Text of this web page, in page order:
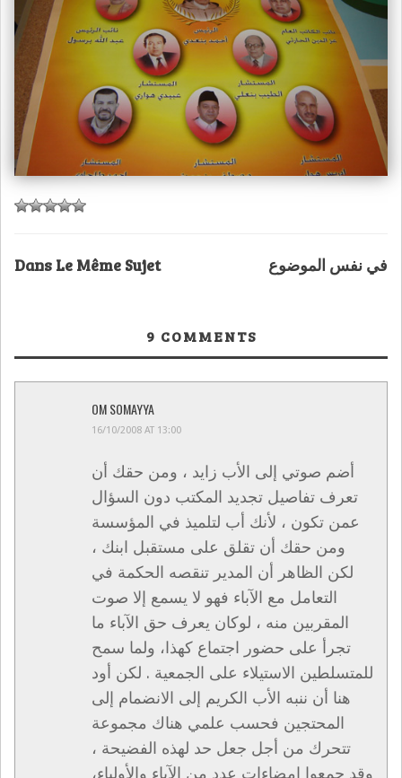
Dans Le Même Sujet في نفس الموضوع
9 COMMENTS
OM SOMAYYA
16/10/2008 AT 13:00
أضم صوتي إلى الأب زايد ، ومن حقك أن
تعرف تفاصيل تجديد المكتب دون السؤال
عمن تكون ، لأنك أب لتلميذ في المؤسسة
ومن حقك أن تقلق على مستقبل ابنك ،
لكن الظاهر أن المدير تنقصه الحكمة في
التعامل مع الآباء فهو لا يسمع إلا صوت
المقربين منه ، لوكان يعرف حق الآباء ما
تجرأ على حضور اجتماع كهذا، ولما سمح
للمتسلطين الاستيلاء على الجمعية . لكن أود
هنا أن ننبه الأب الكريم إلى الانضمام إلى
المحتجين فحسب علمي هناك مجموعة
تتحرك من أجل جعل حد لهذه الفضيحة ،
وقد جمعوا إمضاءات عدد من الآباء والأولياء،